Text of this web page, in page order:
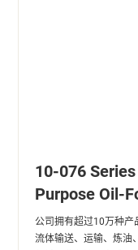
10-076
Purpose Oil-
公司拥有超过10万种产
流体输送、运输、炼油